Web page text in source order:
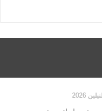
2026